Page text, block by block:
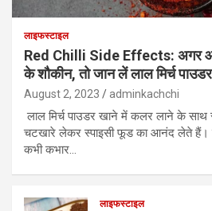
लाइफस्टाइल
Red Chilli Side Effects: अगर
के शौकीन, तो जान लें लाल मिर्च
August 2, 2023 adminkachchi
लाल मिर्च पाउडर खाने में कलर लाने के साथ
चटखारे लेकर स्पाइसी फूड का आनंद लेते हैं।
कभी कभार…
लाइफस्टाइल